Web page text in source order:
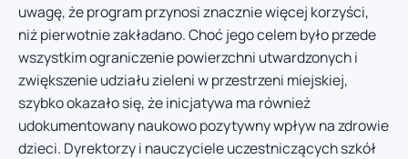
uwagę, że program przynosi znacznie więcej korzyści,
niż pierwotnie zakładano. Choć jego celem było przede
wszystkim ograniczenie powierzchni utwardzonych i
zwiększenie udziału zieleni w przestrzeni miejskiej,
szybko okazało się, że inicjatywa ma również
udokumentowany naukowo pozytywny wpływ na zdrowie
dzieci. Dyrektorzy i nauczyciele uczestniczących szkół